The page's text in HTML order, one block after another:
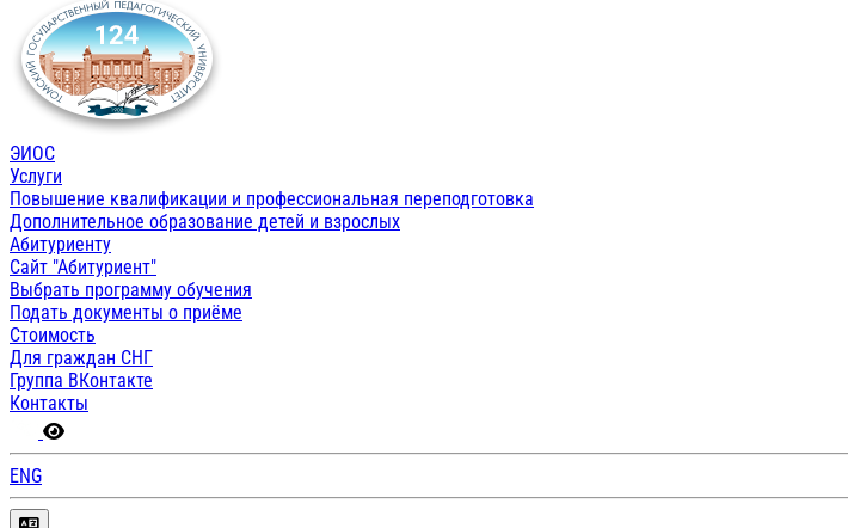
ЭИОС
Услуги
Повышение квалификации и профессиональная переподготовка
Дополнительное образование детей и взрослых
Абитуриенту
Сайт "Абитуриент"
Выбрать программу обучения
Подать документы о приёме
Стоимость
Для граждан СНГ
Группа ВКонтакте
Контакты
ENG